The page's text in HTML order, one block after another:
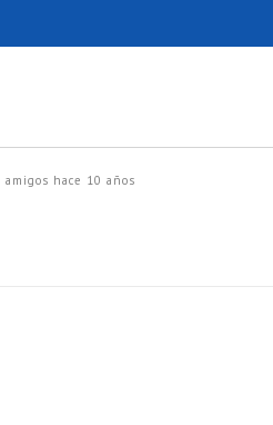
amigos hace 10 años